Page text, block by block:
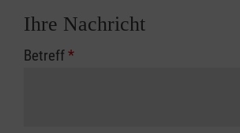
Ihre Nachricht
Betreff*